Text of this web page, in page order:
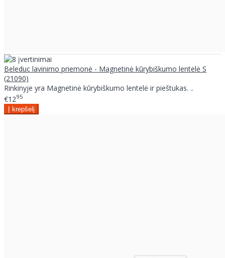
Beleduc lavinimo priemonė - Magnetinė kūrybiškumo lentelė S
(21090)
Rinkinyje yra Magnetinė kūrybiškumo lentelė ir pieštukas. ..
€1295